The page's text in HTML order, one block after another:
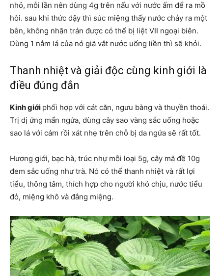
nhỏ, mỗi lần nên dùng 4g trên nấu với nước ấm để ra mồ
hôi. sau khi thức dậy thì súc miệng thấy nước chảy ra một
bên, không nhăn trán được có thể bị liệt VII ngoại biên.
Dùng 1 nắm lá của nó giã vắt nước uống liền thì sẽ khỏi.
Thanh nhiệt và giải độc cùng kinh giới là
điều đúng đắn
Kinh giới phối hợp với cát căn, ngưu bàng và thuyền thoái.
Trị dị ứng mẩn ngứa, dùng cây sao vàng sắc uống hoặc
sao lá với cám rồi xát nhẹ trên chỗ bị da ngứa sẽ rất tốt.
Hương giới, bạc hà, trúc nhự mỗi loại 5g, cây mã đề 10g
đem sắc uống như trà. Nó có thể thanh nhiệt và rất lợi
tiểu, thông tâm, thích hợp cho người khó chịu, nước tiểu
đỏ, miệng khô và đắng miệng.